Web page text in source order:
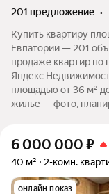
201 предложение •
Купить квартиру
Евпатории — 201
продаже квартир по
Яндекс
площадью от 36 м²
жилье — фото,
6 000 000 ₽
40 м² 2-комн.
онлайн показ